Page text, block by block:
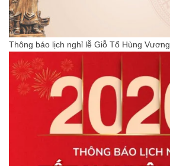
Thông báo lịch nghỉ lễ Giỗ Tổ Hùng Vương